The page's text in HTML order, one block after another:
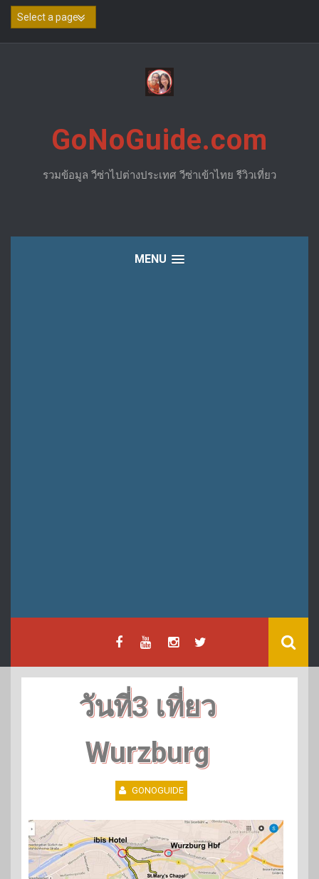
Skip
GoNoGuide.com
รวมข้อมูล วีซ่าไปต่างประเทศ วีซ่าเข้าไทย รีวิวเที่ยว
MENU
วันที่3 เที่ยว
Wurzburg
GONOGUIDE